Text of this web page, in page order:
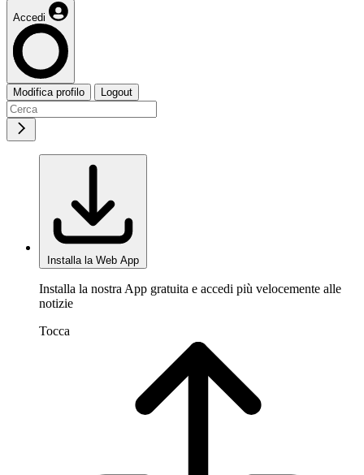
Accedi
Modifica profilo Logout
Installa la Web App
Installa la nostra App gratuita e accedi più velocemente alle
notizie
Tocca